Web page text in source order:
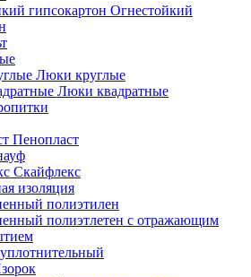
Огнестойкий
Люки круглые
Люки квадратные
Пенопласт
Скайфлекс
изоляция
полиэтилен
полиэтлетен с отражающим